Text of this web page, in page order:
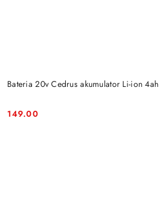
Bateria 20v Cedrus akumulator Li-ion 4ah
Cena:
149.00